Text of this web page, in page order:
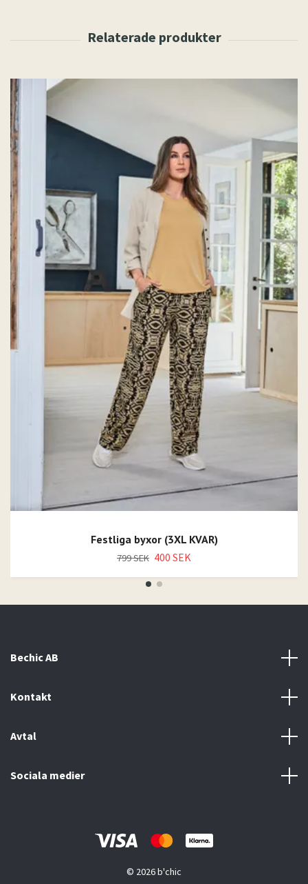
Festliga byxor (3XL KVAR)
799 SEK 400 SEK
Bechic AB
Kontakt
Avtal
Sociala medier
© 2026 b'chic